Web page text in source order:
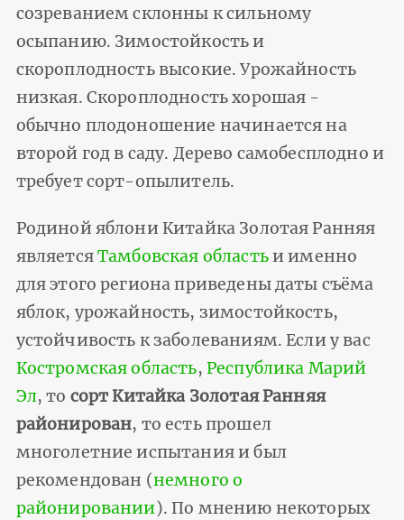
созреванием склонны к сильному
осыпанию. Зимостойкость и
скороплодность высокие. Урожайность
низкая. Скороплодность хорошая -
обычно плодоношение начинается на
второй год в саду. Дерево самобесплодно и
требует сорт-опылитель.
Родиной яблони Китайка Золотая Ранняя
являетсяТамбовская областьи именно
для этого региона приведены даты съёма
яблок, урожайность, зимостойкость,
устойчивость к заболеваниям. Если у вас
Костромская область, Республика Марий
Эл, то сорт Китайка Золотая Ранняя
районирован, то есть прошел
многолетние испытания и был
рекомендован (немного о
районировании). По мнению некоторых